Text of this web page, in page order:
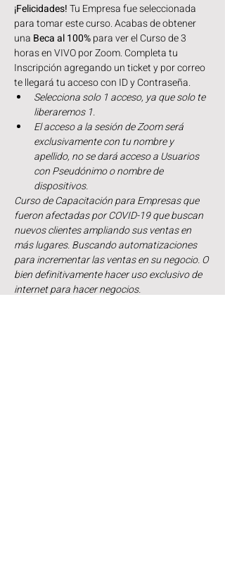
¡Felicidades! Tu Empresa fue seleccionada
para tomar este curso. Acabas de obtener
una Beca al 100% para ver el Curso de 3
horas en VIVO por Zoom. Completa tu
Inscripción agregando un ticket y por correo
te llegará tu acceso con ID y Contraseña.
Selecciona solo 1 acceso, ya que solo te
liberaremos 1.
El acceso a la sesión de Zoom será
exclusivamente con tu nombre y
apellido, no se dará acceso a Usuarios
con Pseudónimo o nombre de
dispositivos.
Curso de Capacitación para Empresas que
fueron afectadas por COVID-19 que buscan
nuevos clientes ampliando sus ventas en
más lugares. Buscando automatizaciones
para incrementar las ventas en su negocio. O
bien definitivamente hacer uso exclusivo de
internet para hacer negocios.